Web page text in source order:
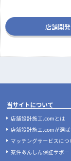
店舗開
当サイトについて
店舗設計施工.comとは
店舗設計施工.comが選
マッチングサービスにつ
案件あんしん保証サポー